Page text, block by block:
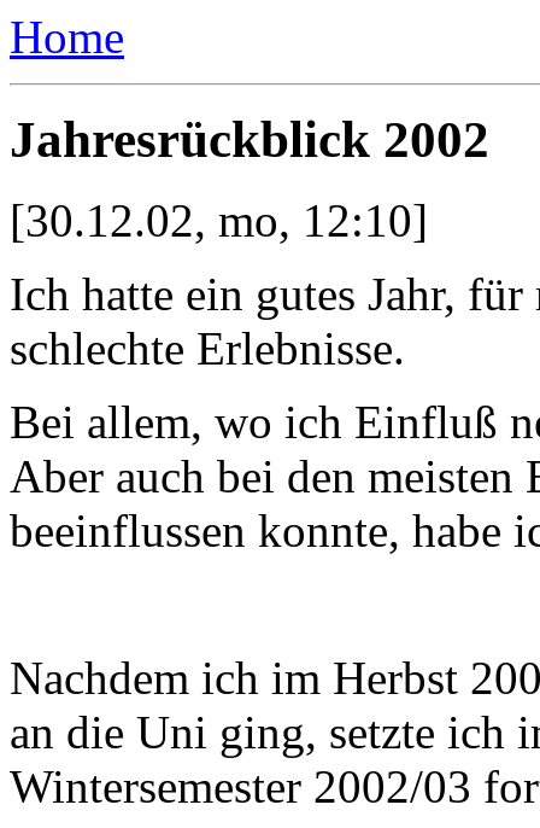
Home
Jahresrückblick 2002
[30.12.02, mo, 12:10]
Ich hatte ein gutes Jahr,
schlechte Erlebnisse.
Bei allem, wo ich Einfluß
Aber auch bei den
beeinflussen konnte, habe
Nachdem ich im Herbst
an die Uni ging, setzte ich
Wintersemester 2002/03